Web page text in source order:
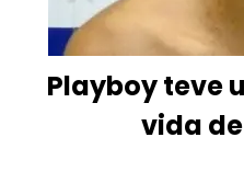
Playboy teve
vida